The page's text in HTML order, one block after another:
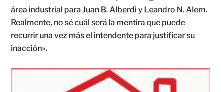
área industrial para Juan B. Alberdi y Leandro N. Alem.
Realmente, no sé cuál será la mentira que puede
recurrir una vez más el intendente para justificar su
inacción».